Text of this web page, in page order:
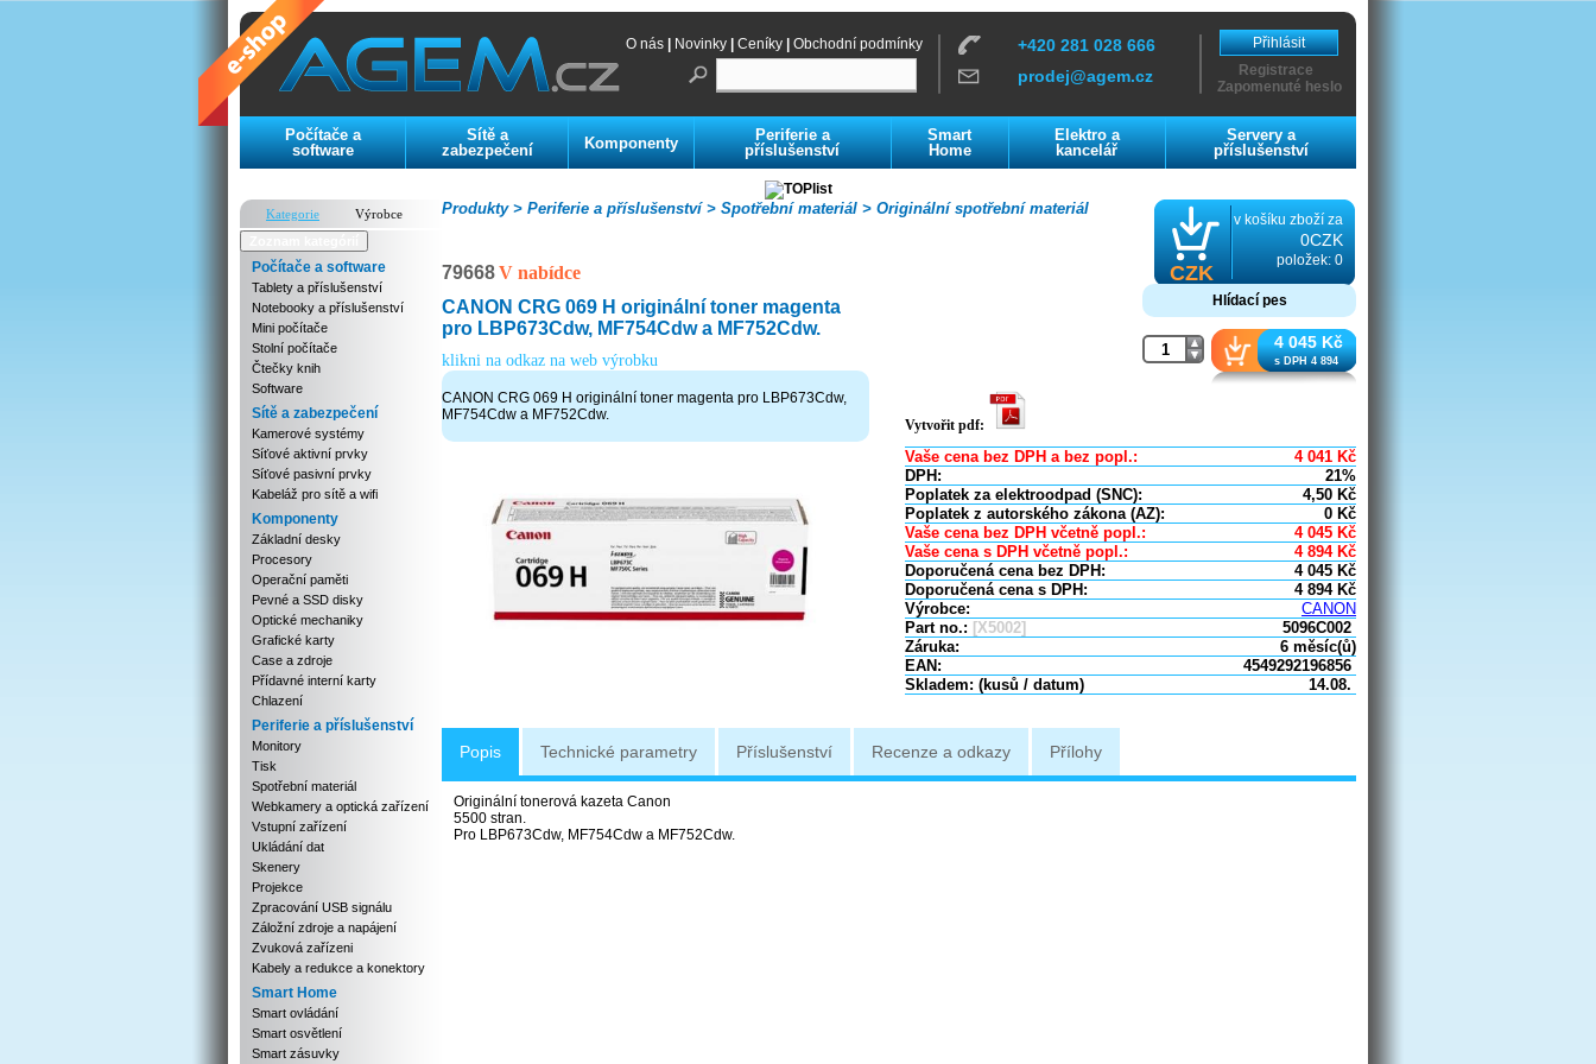
O nás Novinky Ceníky Obchodní podmínky
+420 281 028 666
prodej@agem.cz
Přihlásit
Registrace
Zapomenuté heslo
Počítače a
software
Sítě a
zabezpečení
Komponenty
Periferie a
příslušenství
Smart
Home
Elektro a
kancelář
Servery a
příslušenství
Kategorie
Výrobce
Počítače a software
Tablety a příslušenství
Notebooky a příslušenství
Mini počítače
Stolní počítače
Čtečky knih
Software
Sítě a zabezpečení
Kamerové systémy
Síťové aktivní prvky
Síťové pasivní prvky
Kabeláž pro sítě a wifi
Komponenty
Základní desky
Procesory
Operační paměti
Pevné a SSD disky
Optické mechaniky
Grafické karty
Case a zdroje
Přídavné interní karty
Chlazení
Periferie a příslušenství
Monitory
Tisk
Spotřební materiál
Webkamery a optická zařízení
Vstupní zařízení
Ukládání dat
Skenery
Projekce
Zpracování USB signálu
Záložní zdroje a napájení
Zvuková zařízeni
Kabely a redukce a konektory
Smart Home
Smart ovládání
Smart osvětlení
Smart zásuvky
Originální spotřební materiál
Spotřební materiál >
Periferie a příslušenství >
Produkty >
CZK
v košíku zboží za
0CZK
položek: 0
79668V nabídce
CANON CRG 069 H originální toner magenta
pro LBP673Cdw, MF754Cdw a MF752Cdw.
klikni na odkaz na web výrobku
CANON CRG 069 H originální toner magenta pro LBP673Cdw,
MF754Cdw a MF752Cdw.
Hlídací pes
4 045 Kč
s DPH 4 894
Vytvořit pdf:
Vaše cena bez DPH a bez popl.: 4 041 Kč
DPH:
21%
Poplatek za elektroodpad (SNC):
4,50 Kč
Poplatek z autorského zákona (AZ):
0 Kč
Vaše cena bez DPH včetně popl.:
4 045 Kč
Vaše cena s DPH včetně popl.:
4 894 Kč
Doporučená cena bez DPH:
4 045 Kč
Doporučená cena s DPH:
4 894 Kč
Výrobce:
CANON
Part no.: [X5002]
5096C002
Záruka:
6 měsíc(ů)
EAN:
4549292196856
Skladem: (kusů / datum)
14.08.
Popis Technické parametry Příslušenství Recenze a odkazy Přílohy
Originální tonerová kazeta Canon
5500 stran.
Pro LBP673Cdw, MF754Cdw a MF752Cdw.